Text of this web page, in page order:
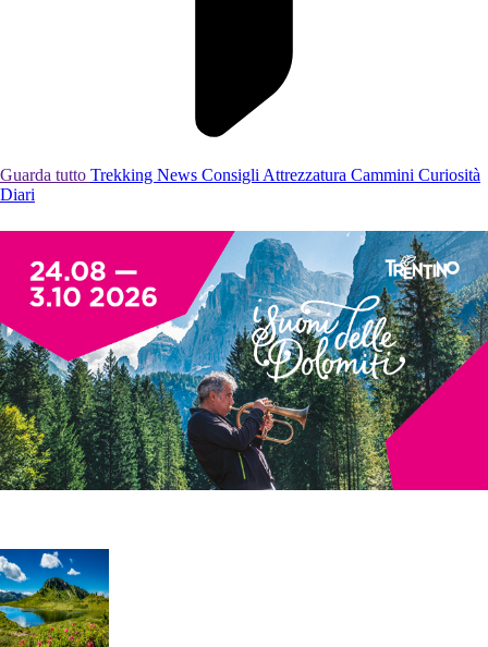
Guarda tutto Trekking News Consigli Attrezzatura Cammini Curiosità
Diari